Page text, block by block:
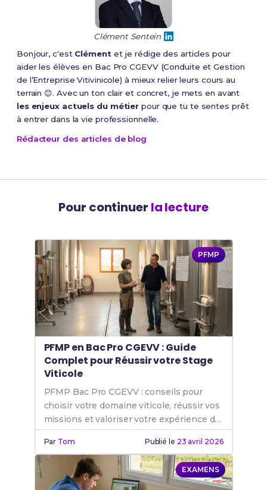
Clément Sentein
Bonjour, c'est Clémentet je rédige des articles pour
aider les élèves en Bac Pro CGEVV (Conduite et Gestion
de l’Entreprise Vitivinicole) à mieux relier leurs cours au
terrain 😊. Avec un ton clair et concret, je mets en avant
les enjeux actuels du métier pour que tu te sentes prêt
à entrer dans la vie professionnelle.
Rédacteur des articles de blog
Pour continuer la lecture
PFMP
PFMP en Bac Pro CGEVV : Guide
Complet pour Réussir votre Stage
Viticole
PFMP Bac Pro CGEVV : conseils pour
choisir votre domaine viticole, réussir vos
missions et valoriser votre expérience de
stage.
Par Tom Publié le 23 avril 2026
EXAMENS